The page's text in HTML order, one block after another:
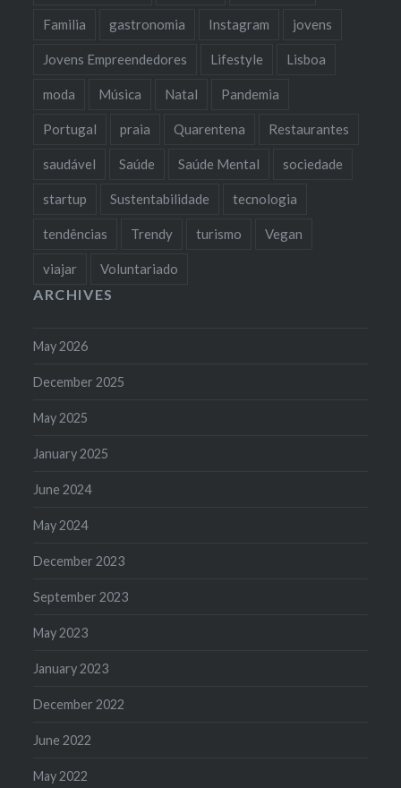
Familia gastronomia Instagram jovens
Jovens Empreendedores Lifestyle Lisboa
moda Música Natal Pandemia
Portugal praia Quarentena Restaurantes
saudável Saúde Saúde Mental sociedade
startup Sustentabilidade tecnologia
tendências Trendy turismo Vegan
viajar Voluntariado
ARCHIVES
May 2026
December 2025
May 2025
January 2025
June 2024
May 2024
December 2023
September 2023
May 2023
January 2023
December 2022
June 2022
May 2022